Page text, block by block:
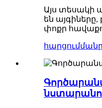
Այս տեսակի
են
փոքր
հարցում